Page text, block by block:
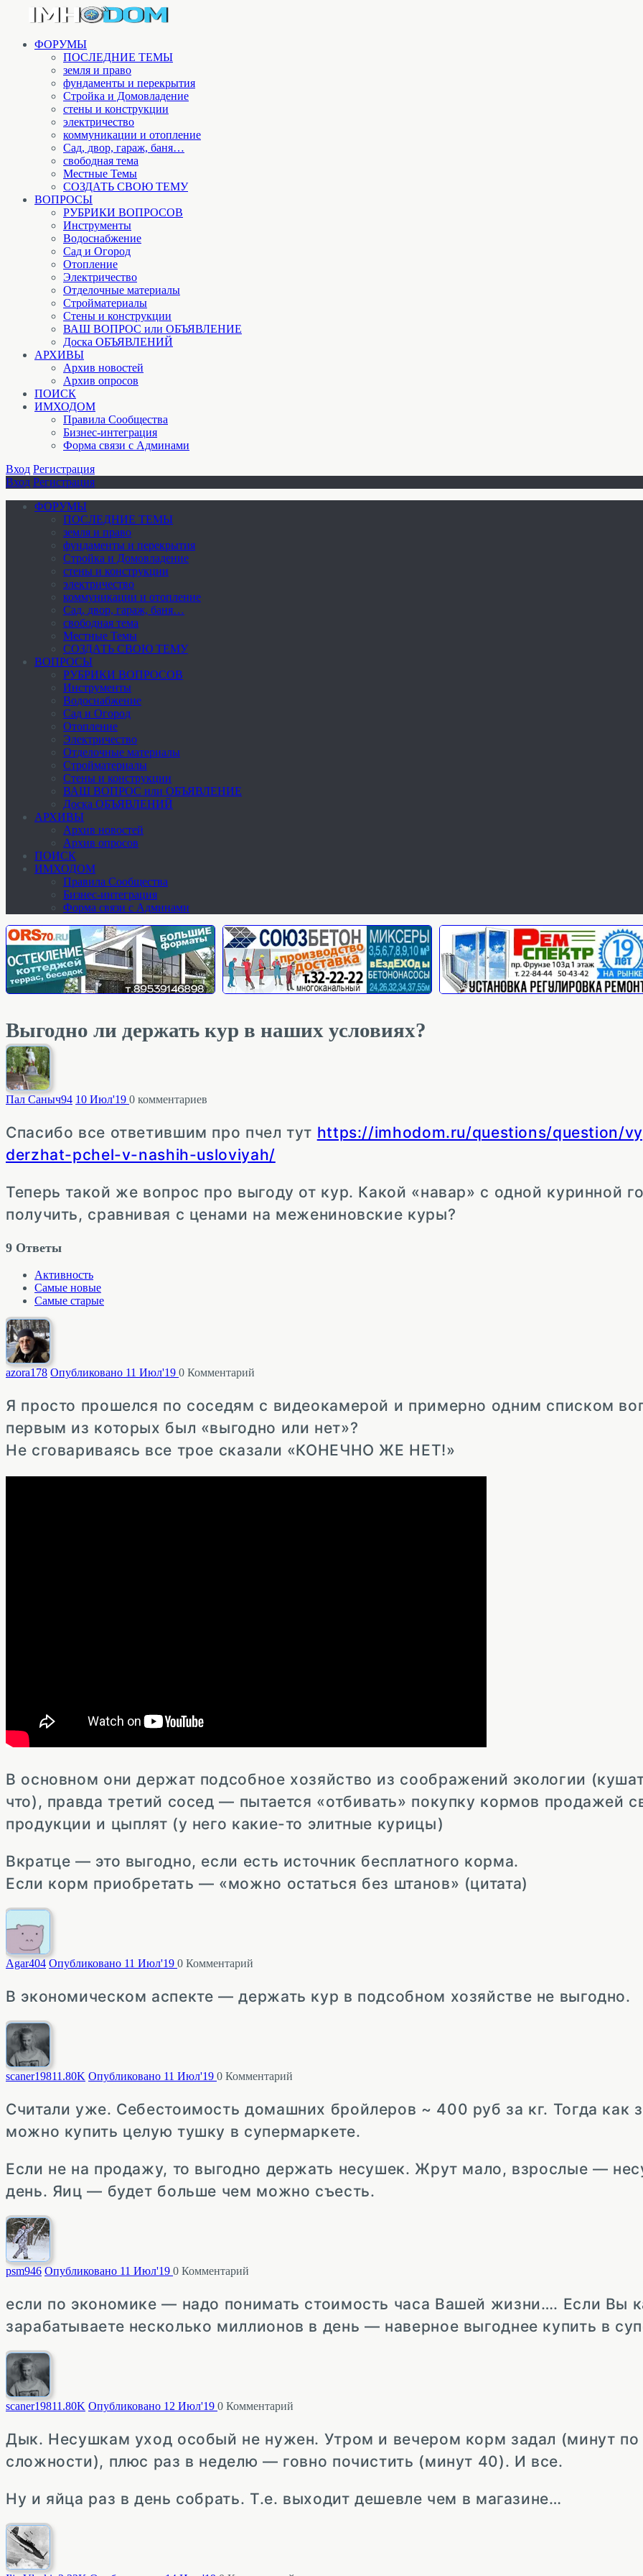
ФОРУМЫ
ПОСЛЕДНИЕ ТЕМЫ
земля и право
фундаменты и перекрытия
Стройка и Домовладение
стены и конструкции
электричество
коммуникации и отопление
Cад, двор, гараж, баня…
свободная тема
Местные Темы
СОЗДАТЬ СВОЮ ТЕМУ
ВОПРОСЫ
РУБРИКИ ВОПРОСОВ
Инструменты
Водоснабжение
Сад и Огород
Отопление
Электричество
Отделочные материалы
Стройматериалы
Стены и конструкции
ВАШ ВОПРОС или ОБЪЯВЛЕНИЕ
Доска ОБЪЯВЛЕНИЙ
АРХИВЫ
Архив новостей
Архив опросов
ПОИСК
ИМХОДОМ
Правила Сообщества
Бизнес-интеграция
Форма связи с Админами
Вход Регистрация
Вход Регистрация
ФОРУМЫ
ПОСЛЕДНИЕ ТЕМЫ
земля и право
фундаменты и перекрытия
Стройка и Домовладение
стены и конструкции
электричество
коммуникации и отопление
Cад, двор, гараж, баня…
свободная тема
Местные Темы
СОЗДАТЬ СВОЮ ТЕМУ
ВОПРОСЫ
РУБРИКИ ВОПРОСОВ
Инструменты
Водоснабжение
Сад и Огород
Отопление
Электричество
Отделочные материалы
Стройматериалы
Стены и конструкции
ВАШ ВОПРОС или ОБЪЯВЛЕНИЕ
Доска ОБЪЯВЛЕНИЙ
АРХИВЫ
Архив новостей
Архив опросов
ПОИСК
ИМХОДОМ
Правила Сообщества
Бизнес-интеграция
Форма связи с Админами
Выгодно ли держать кур в наших условиях?
Пал Саныч94 10 Июл'19 0 комментариев
Спасибо все ответившим про пчел тут https://imhodom.ru/questions/question/
derzhat-pchel-v-nashih-usloviyah/
Теперь такой же вопрос про выгоду от кур. Какой «навар» с одной куринной
получить, сравнивая с ценами на межениновские куры?
9 Ответы
Активность
Самые новые
Самые старые
azora178 Опубликовано 11 Июл'19 0 Комментарий
Я просто прошелся по соседям с видеокамерой и примерно одним списком
первым из которых был «выгодно или нет»?
Не сговариваясь все трое сказали «КОНЕЧНО ЖЕ НЕТ!»
В основном они держат подсобное хозяйство из соображений экологии
что), правда третий сосед — пытается «отбивать» покупку кормов продажей
продукции и цыплят (у него какие-то элитные курицы)
Вкратце — это выгодно, если есть источник бесплатного корма.
Если корм приобретать — «можно остаться без штанов» (цитата)
Agar404 Опубликовано 11 Июл'19 0 Комментарий
В экономическом аспекте — держать кур в подсобном хозяйстве не выгодно.
scaner19811.80K Опубликовано 11 Июл'19 0 Комментарий
Считали уже. Себестоимость домашних бройлеров ~ 400 руб за кг. Тогда как
можно купить целую тушку в супермаркете.
Если не на продажу, то выгодно держать несушек. Жрут мало, взрослые —
день. Яиц — будет больше чем можно съесть.
psm946 Опубликовано 11 Июл'19 0 Комментарий
если по экономике — надо понимать стоимость часа Вашей жизни…. Если Вы
зарабатываете несколько миллионов в день — наверное выгоднее купить в
scaner19811.80K Опубликовано 12 Июл'19 0 Комментарий
Дык. Несушкам уход особый не нужен. Утром и вечером корм задал (минут по
сложности), плюс раз в неделю — говно почистить (минут 40). И все.
Ну и яйца раз в день собрать. Т.е. выходит дешевле чем в магазине…